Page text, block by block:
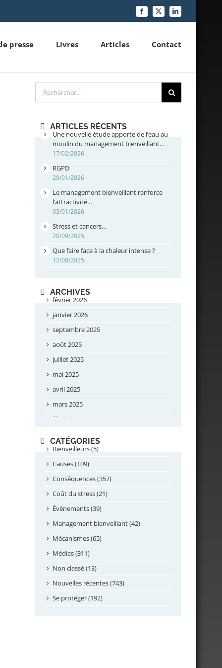
Facebook
X LinkedIn
presse Livres Articles Contact
Rechercher
ARTICLES RÉCENTS
Une nouvelle étude apporte de l’eau au
moulin du management bienveillant…
17/02/2026
RGPD
29/01/2026
Le management bienveillant renforce
l’attractivité…
03/01/2026
Stress et cancers…
20/09/2025
Que faire face à la chaleur intense ?
12/08/2025
ARCHIVES
février 2026
janvier 2026
septembre 2025
août 2025
juillet 2025
mai 2025
avril 2025
mars 2025
février 2025
septembre 2024
août 2024
juillet 2024
juin 2024
mai 2024
avril 2024
février 2024
janvier 2024
novembre 2023
octobre 2023
septembre 2023
CATÉGORIES
Bienveilleurs (5)
Causes (109)
Conséquences (357)
Coût du stress (21)
Évènements (39)
Management bienveillant (42)
Mécanismes (65)
Médias (311)
Non classé (13)
Nouvelles récentes (743)
Se protéger (192)